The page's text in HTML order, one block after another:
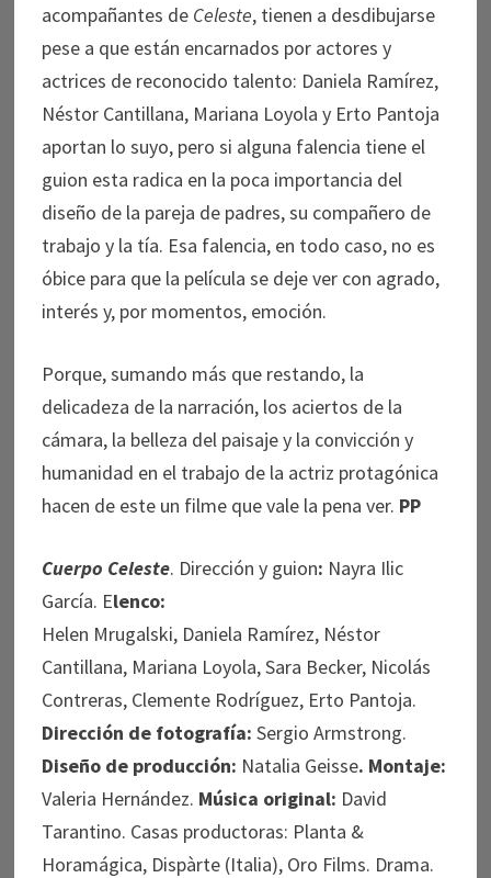
acompañantes de Celeste, tienen a desdibujarse
pese a que están encarnados por actores y
actrices de reconocido talento: Daniela Ramírez,
Néstor Cantillana, Mariana Loyola y Erto Pantoja
aportan lo suyo, pero si alguna falencia tiene el
guion esta radica en la poca importancia del
diseño de la pareja de padres, su compañero de
trabajo y la tía. Esa falencia, en todo caso, no es
óbice para que la película se deje ver con agrado,
interés y, por momentos, emoción.
Porque, sumando más que restando, la
delicadeza de la narración, los aciertos de la
cámara, la belleza del paisaje y la convicción y
humanidad en el trabajo de la actriz protagónica
hacen de este un filme que vale la pena ver. PP
Cuerpo Celeste. Dirección y guion: Nayra Ilic
García. Elenco:
Helen Mrugalski, Daniela Ramírez, Néstor
Cantillana, Mariana Loyola, Sara Becker, Nicolás
Contreras, Clemente Rodríguez, Erto Pantoja.
Dirección de fotografía: Sergio Armstrong.
Diseño de producción: Natalia Geisse. Montaje:
Valeria Hernández. Música original: David
Tarantino. Casas productoras: Planta &
Horamágica, Dispàrte (Italia), Oro Films. Drama.